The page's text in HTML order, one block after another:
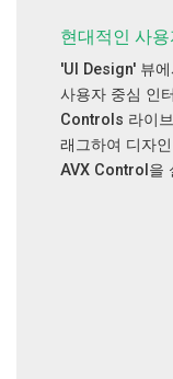
현대적인 사
'UI Design' 뷰
사용자 중심 인
Controls 라이
래그하여 디자
AVX Control을